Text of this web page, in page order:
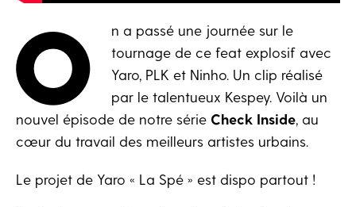
O
n a passé une journée sur le
tournage de ce feat explosif avec
Yaro, PLK et Ninho. Un clip réalisé
par le talentueux Kespey. Voilà un
nouvel épisode de notre série Check Inside , au
cœur du travail des meilleurs artistes urbains.
Le projet de Yaro « La Spé » est dispo partout !